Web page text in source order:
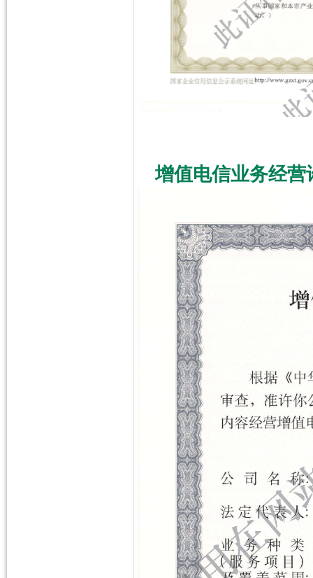
增值电信业务经营